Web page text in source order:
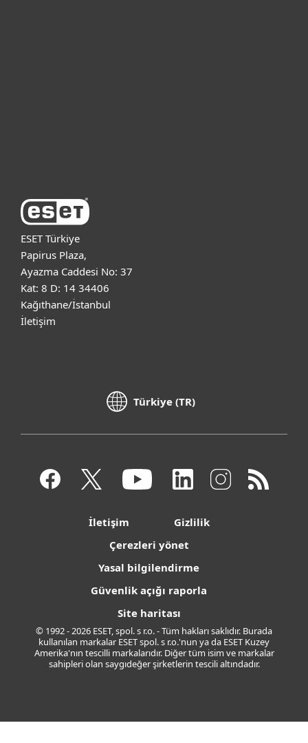
ESET Türkiye
Papirus Plaza,
Ayazma Caddesi No: 37
Kat: 8 D: 14 34406
Kağıthane/İstanbul
İletişim
Türkiye (TR)
İletişim
Gizlilik
Çerezleri yönet
Yasal bilgilendirme
Güvenlik açığı raporla
Site haritası
© 1992 - 2026 ESET, spol. s r.o. - Tüm hakları saklıdır. Burada
kullanılan markalar ESET spol. s r.o.'nun ya da ESET Kuzey
Amerika'nın tescilli markalarıdır. Diğer tüm isim ve markalar
sahipleri olan saygıdeğer şirketlerin tescili altındadır.